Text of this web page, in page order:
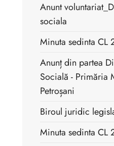
Anunt
sociala
Minuta sedinta CL
Anunț din partea
Socială - Primăria
Petroșani
Biroul juridic
Minuta sedinta CL